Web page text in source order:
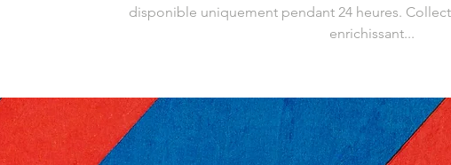
disponible uniquement pendant 24 heures.
enrichissant...